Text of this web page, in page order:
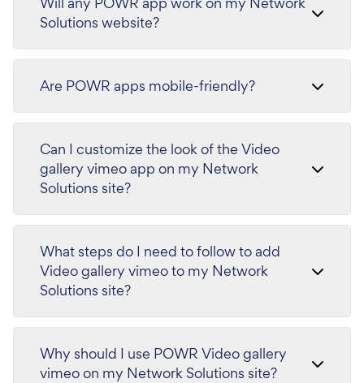
Solutions website?
Are POWR apps mobile-friendly?
Can I customize the look of the Video
gallery vimeo app on my Network
Solutions site?
What steps do I need to follow to add
Video gallery vimeo to my Network
Solutions site?
Why should I use POWR Video gallery
vimeo on my Network Solutions site?